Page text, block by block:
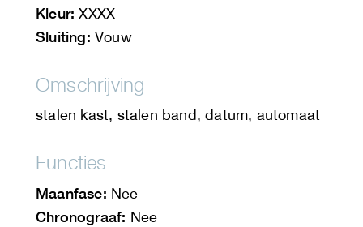
Kleur: XXXX
Sluiting: Vouw
Omschrijving
stalen kast, stalen band, datum, automaat
Functies
Maanfase: Nee
Chronograaf: Nee